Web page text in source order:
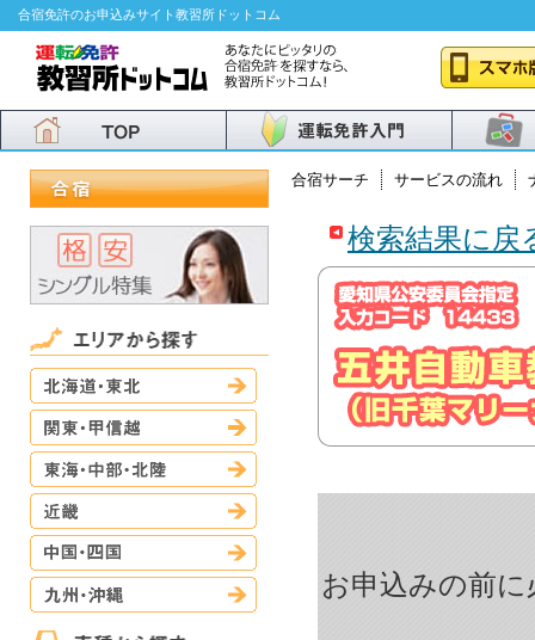
合宿免許のお申込みサイト教習所ドットコム
北海道・東北
関東・甲信越
九州・沖縄
合宿サーチ サービスの流れ
検索結果に戻
お申込みの前